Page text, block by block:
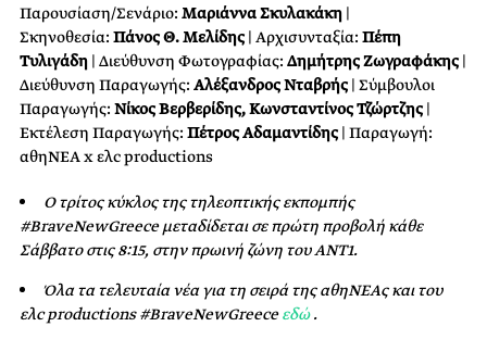
Παρουσίαση/Σενάριο: Μαριάννα Σκυλακάκη |
Σκηνοθεσία: Πάνος Θ. Μελίδης | Αρχισυνταξία: Πέπη
Τυλιγάδη | Διεύθυνση Φωτογραφίας: Δημήτρης Ζωγραφάκης |
Διεύθυνση Παραγωγής: Aλέξανδρος Νταβρής | Σύμβουλοι
Παραγωγής: Νίκος Βερβερίδης, Κωνσταντίνος Τζώρτζης |
Εκτέλεση Παραγωγής: Πέτρος Αδαμαντίδης | Παραγωγή:
αθηΝΕΑ x ελc productions
Ο τρίτος κύκλος της τηλεοπτικής εκπομπής
#BraveNewGreece μεταδίδεται σε πρώτη προβολή κάθε
Σάββατο στις 8:15, στην πρωινή ζώνη του ΑΝΤ1.
Όλα τα τελευταία νέα για τη σειρά της αθηΝΕΑς και του
ελc productions #BraveNewGreeceεδώ.